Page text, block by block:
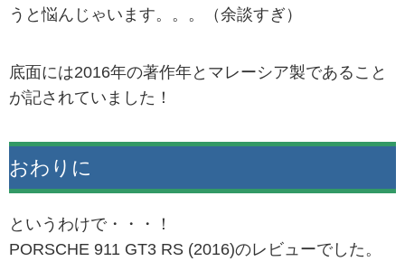
うと悩んじゃいます。。。（余談すぎ）
底面には2016年の著作年とマレーシア製であること
が記されていました！
おわりに
というわけで・・・！
PORSCHE 911 GT3 RS (2016)のレビューでした。